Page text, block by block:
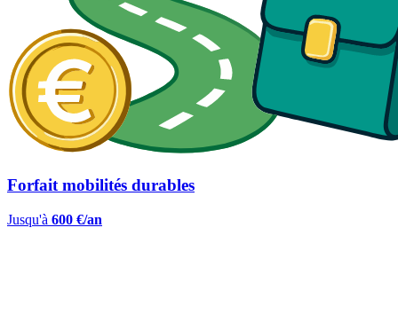
Forfait mobilités durables
Jusqu'à 600 €/an